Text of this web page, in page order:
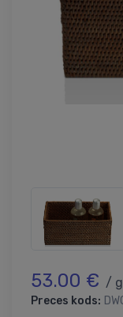
53.00 € /
Preces kods: